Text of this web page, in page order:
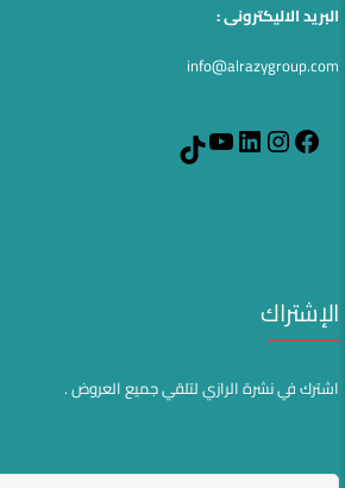
البريد الاليكترونى :
info@alrazygroup.com
Facebook
Instagram
LinkedIn
YouTube
الإشتراك
اشترك في نشرة الرازي لتلقي جميع العروض .